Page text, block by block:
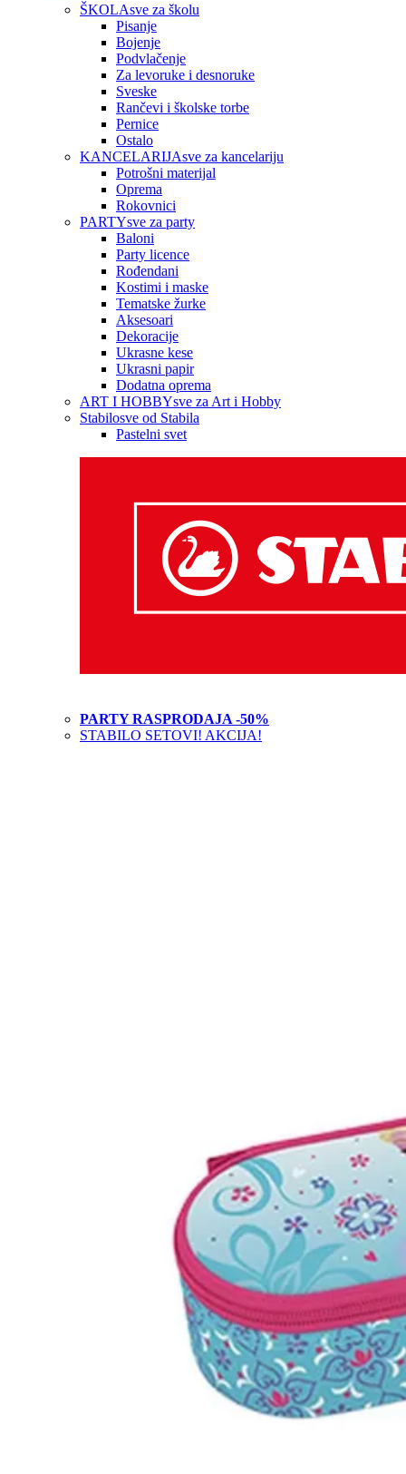
ŠKOLAsve za školu
Pisanje
Bojenje
Podvlačenje
Za levoruke i desnoruke
Sveske
Rančevi i školske torbe
Pernice
Ostalo
KANCELARIJAsve za kancelariju
Potrošni materijal
Oprema
Rokovnici
PARTYsve za party
Baloni
Party licence
Rođendani
Kostimi i maske
Tematske žurke
Aksesoari
Dekoracije
Ukrasne kese
Ukrasni papir
Dodatna oprema
ART I HOBBYsve za Art i Hobby
Stabilosve od Stabila
Pastelni svet
PARTY RASPRODAJA -50%
STABILO SETOVI! AKCIJA!